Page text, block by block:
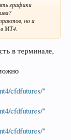
графики
но и
МТ4.
в терминале,
cfdfutures/"
cfdfutures/"
cfdfutures/"